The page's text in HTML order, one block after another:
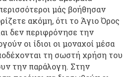
μάς βοήθησαν
ακόμη, ότι το Άγιο Όρος
δεν περιφρόνησε την
οι ίδιοι οι μοναχοί μέσα
τη σωστή χρήση του
την παράλογη. Στην